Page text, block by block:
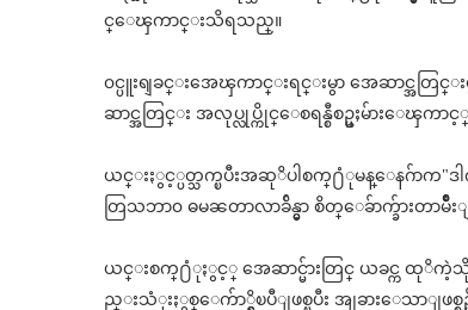
င္ေၾကာင္းသိရသည္။
၀င္ပူးရျခင္းအေၾကာင္းရင္းမွာ အေဆာင္အတြင္း
ဆာင္အတြင္း အလုပ္လုပ္ကိုင္ေစရန္စီစဥ္မႈမ်ားေ
ယင္းႏွင့္ပတ္သက္ၿပီးအဆုိပါစက္႐ံုမန္ေနဂ်ာက"ဒ
တြသဘာ၀ ဓမၼတာလာခ်ိန္မွာ စိတ္ေခ်ာက္ခ်ားတ
ယင္းစက္႐ံုႏွင့္ အေဆာင္မ်ားတြင္ ယခင္က ထုိကဲ့သို႔
ည္းသံုးႏွစ္ေက်ာ္ရွိၿပီျဖစ္ၿပီး အျခားေသာျဖစ္